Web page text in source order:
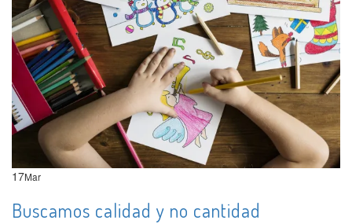
17Mar
Buscamos calidad y no cantidad